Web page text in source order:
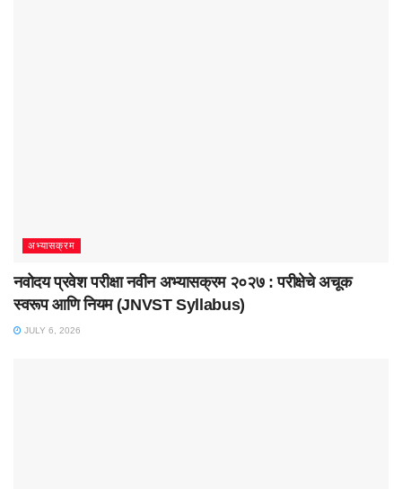
अभ्यासक्रम
नवोदय प्रवेश परीक्षा नवीन अभ्यासक्रम २०२७ : परीक्षेचे अचूक
स्वरूप आणि नियम (JNVST Syllabus)
JULY 6, 2026